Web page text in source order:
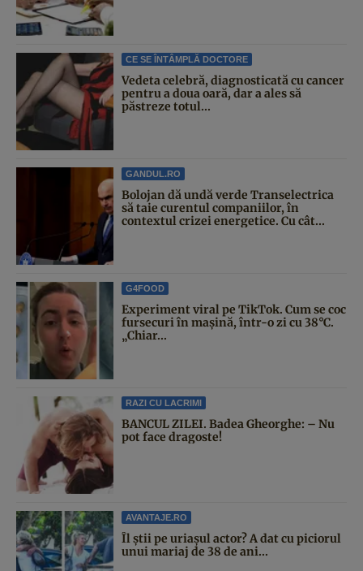
CE SE ÎNTÂMPLĂ DOCTORE
Vedeta celebră, diagnosticată cu cancer
pentru a doua oară, dar a ales să
păstreze totul...
GANDUL.RO
Bolojan dă undă verde Transelectrica
să taie curentul companiilor, în
contextul crizei energetice. Cu cât...
G4FOOD
Experiment viral pe TikTok. Cum se coc
fursecuri în mașină, într-o zi cu 38°C.
„Chiar...
RAZI CU LACRIMI
BANCUL ZILEI. Badea Gheorghe: – Nu
pot face dragoste!
AVANTAJE.RO
Îl știi pe uriașul actor? A dat cu piciorul
unui mariaj de 38 de ani...